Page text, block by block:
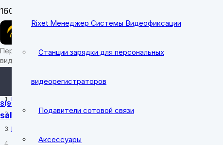
Персональные носимые
видеорегистраторы
Rixet Менеджер Системы Видеофиксации
Станции зарядки для персональных
видеорегистраторов
Подавители сотовой связи
Аксессуары
8(912) 700-31-49
sale@cobrapro.ru
Главная
Персональные видеорегистраторы